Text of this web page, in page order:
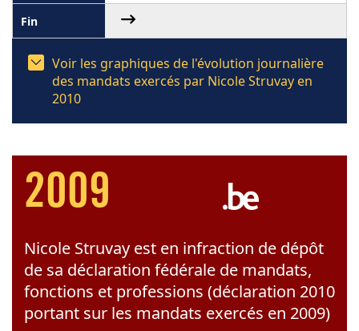
Voir les graphiques de l'évolution journalière
des mandats exercés par Nicole Struvay en
2010
2009
Nicole Struvay est en infraction de dépôt
de sa déclaration fédérale de mandats,
fonctions et professions (déclaration 2010
portant sur les mandats exercés en 2009)